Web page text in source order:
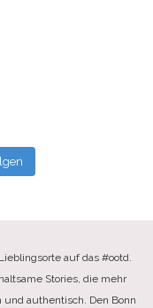
auf das #ootd.
Stories, die mehr
und authentisch. Den Bonn